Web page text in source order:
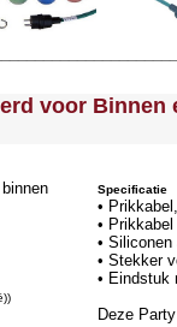
MakeFullWidth17 --><!-- MakeFullWidth18 --><!-- MakeFullWidth19 -->voor Binnen
Specificatie
•
•
•
• Stekker
• Eindstuk
Deze